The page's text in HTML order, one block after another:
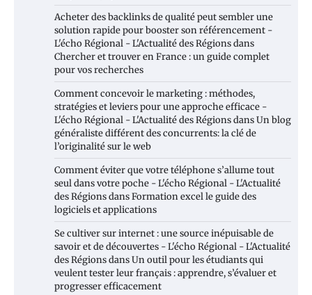
Acheter des backlinks de qualité peut sembler une
solution rapide pour booster son référencement -
L'écho Régional - L'Actualité des Régionsdans
Chercher et trouver en France : un guide complet
pour vos recherches
Comment concevoir le marketing : méthodes,
stratégies et leviers pour une approche efficace -
L'écho Régional - L'Actualité des RégionsdansUn blog
généraliste différent des concurrents: la clé de
l’originalité sur le web
Comment éviter que votre téléphone s’allume tout
seul dans votre poche - L'écho Régional - L'Actualité
des RégionsdansFormation excel le guide des
logiciels et applications
Se cultiver sur internet : une source inépuisable de
savoir et de découvertes - L'écho Régional - L'Actualité
des RégionsdansUn outil pour les étudiants qui
veulent tester leur français : apprendre, s’évaluer et
progresser efficacement